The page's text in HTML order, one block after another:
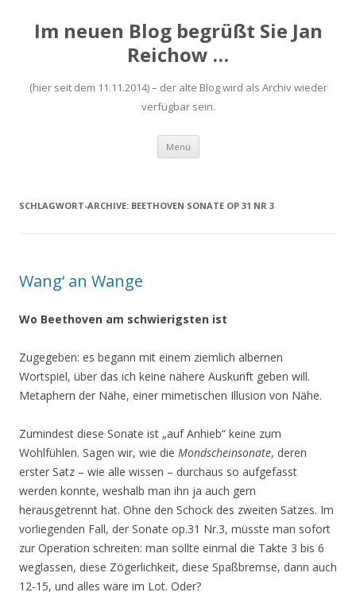
Im neuen Blog begrüßt Sie Jan
Reichow …
(hier seit dem 11.11.2014) – der alte Blog wird als Archiv wieder
verfügbar sein.
Menü Zum
springen
SCHLAGWORT-ARCHIVE: BEETHOVEN SONATE OP 31 NR 3
Wang‘ an Wange
Wo Beethoven am schwierigsten ist
Zugegeben: es begann mit einem ziemlich albernen
Wortspiel, über das ich keine nähere Auskunft geben will.
Metaphern der Nähe, einer mimetischen Illusion von Nähe.
Zumindest diese Sonate ist „auf Anhieb“ keine zum
Wohlfühlen. Sagen wir, wie die Mondscheinsonate, deren
erster Satz – wie alle wissen – durchaus so aufgefasst
werden konnte, weshalb man ihn ja auch gern
herausgetrennt hat. Ohne den Schock des zweiten Satzes. Im
vorliegenden Fall, der Sonate op.31 Nr.3, müsste man sofort
zur Operation schreiten: man sollte einmal die Takte 3 bis 6
weglassen, diese Zögerlichkeit, diese Spaßbremse, dann auch
12-15, und alles wäre im Lot. Oder?